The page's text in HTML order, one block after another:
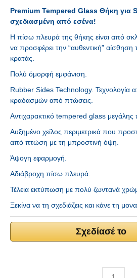
Premium Tempered Glass Θήκη για
σχεδιασμένη από εσένα!
Η πίσω πλευρά της θήκης είναι από
να προσφέρει την “αυθεντική”
κρατάς.
Πολύ όμορφή εμφάνιση.
Rubber Sides Technology. Τεχνολογία
κραδασμών από πτώσεις.
Αντιχαρακτικό tempered glass μεγάλης
Αυξημένο χείλος περιμετρικά που
από πτώση με τη μπροστινή όψη.
Άψογη εφαρμογή.
Αδιάβροχη πίσω πλευρά.
Τέλεια εκτύπωση με πολύ ζωντανά
Ξεκίνα να τη σχεδιάζεις και κάνε τη
Σχεδίασέ το